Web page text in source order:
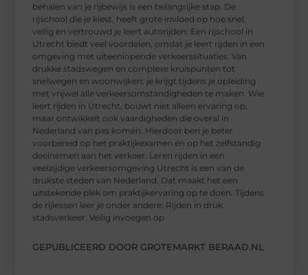
behalen van je rijbewijs is een belangrijke stap. De
rijschool die je kiest, heeft grote invloed op hoe snel,
veilig en vertrouwd je leert autorijden. Een rijschool in
Utrecht biedt veel voordelen, omdat je leert rijden in een
omgeving met uiteenlopende verkeerssituaties. Van
drukke stadswegen en complexe kruispunten tot
snelwegen en woonwijken: je krijgt tijdens je opleiding
met vrijwel alle verkeersomstandigheden te maken. Wie
leert rijden in Utrecht, bouwt niet alleen ervaring op,
maar ontwikkelt ook vaardigheden die overal in
Nederland van pas komen. Hierdoor ben je beter
voorbereid op het praktijkexamen én op het zelfstandig
deelnemen aan het verkeer. Leren rijden in een
veelzijdige verkeersomgeving Utrecht is een van de
drukste steden van Nederland. Dat maakt het een
uitstekende plek om praktijkervaring op te doen. Tijdens
de rijlessen leer je onder andere: Rijden in druk
stadsverkeer. Veilig invoegen op
GEPUBLICEERD DOOR GROTEMARKT BERAAD.NL